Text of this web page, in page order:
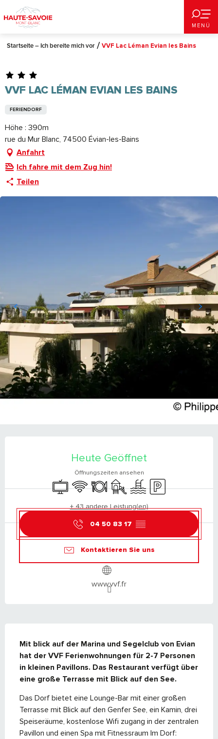
au
contenu
principal
MENÜ
Startseite – Ich bereite mich vor VVF Lac Léman Evian les Bains
VVF LAC LÉMAN EVIAN LES BAINS
FERIENDORF
Höhe : 390m
rue du Mur Blanc, 74500 Évian-les-Bains
Anfahrt
Ich fahre mit dem Zug hin!
Teilen
Heute Geöffnet
Öffnungszeiten ansehen
Fernsehen
Wi-Fi RestaurantSpiele für Kinder / Spielplatz
Schwimmbad
Parkplatz
+ 43 andere Leistung(en)
04 50 83 17 ▒▒
Kontaktieren Sie uns
www.vvf.fr
Mit blick auf der Marina und Segelclub von Evian
hat der VVF Ferienwohnungen für 2-7 Personen
in kleinen Pavillons. Das Restaurant verfügt über
eine große Terrasse mit Blick auf den See.
Das Dorf bietet eine Lounge-Bar mit einer großen
Terrasse mit Blick auf den Genfer See, ein Kamin, drei
Speiseräume, kostenlose Wifi zugang in der zentralen
Pavillon und einen Spa mit Fitnessraum Im Dorf: